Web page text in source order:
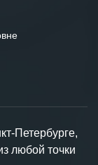
Петербурге,
любой точки